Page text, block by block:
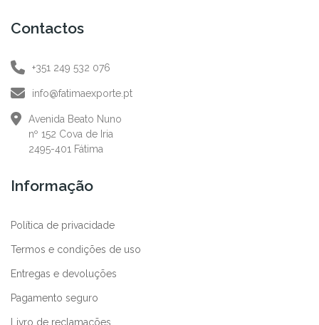
Contactos
+351 249 532 076
info@fatimaexporte.pt
Avenida Beato Nuno
nº 152 Cova de Iria
2495-401 Fátima
Informação
Política de privacidade
Termos e condições de uso
Entregas e devoluções
Pagamento seguro
Livro de reclamações